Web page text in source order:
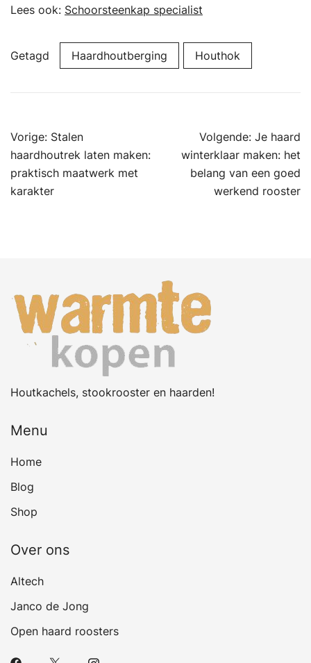
Lees ook: Schoorsteenkap specialist
Getagd Haardhoutberging Houthok
Bericht
navigatie
Vorige: Stalen
haardhoutrek laten maken:
praktisch maatwerk met
karakter
Volgende: Je haard
winterklaar maken: het
belang van een goed
werkend rooster
Houtkachels, stookrooster en haarden!
Menu
Home
Blog
Shop
Over ons
Altech
Janco de Jong
Open haard roosters